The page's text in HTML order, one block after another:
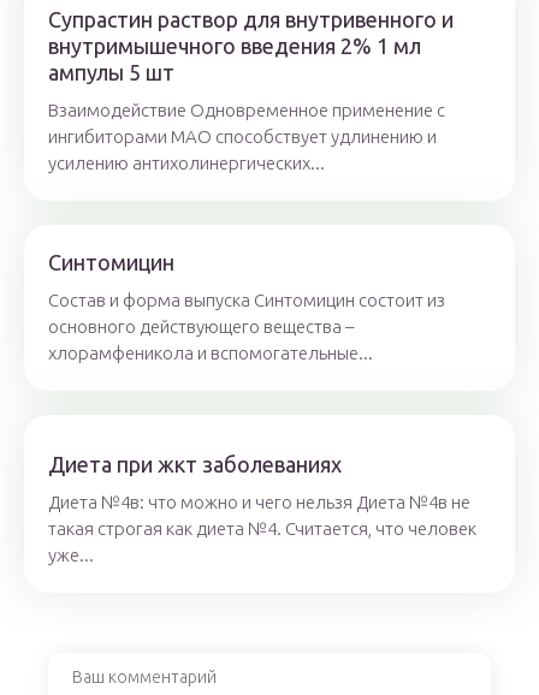
Супрастин раствор для внутривенного и
внутримышечного введения 2% 1 мл
ампулы 5 шт
Взаимодействие Одновременное применение с
ингибиторами МАО способствует удлинению и
усилению антихолинергических...
Синтомицин
Состав и форма выпуска Синтомицин состоит из
основного действующего вещества –
хлорамфеникола и вспомогательные...
Диета при жкт заболеваниях
Диета №4в: что можно и чего нельзя Диета №4в не
такая строгая как диета №4. Считается, что человек
уже...